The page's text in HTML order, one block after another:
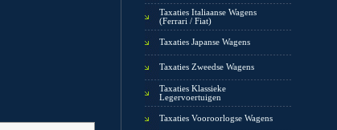
Taxaties Italiaanse Wagens
(Ferrari / Fiat)
Taxaties Japanse Wagens
Taxaties Zweedse Wagens
Taxaties Klassieke
Legervoertuigen
Taxaties Vooroorlogse Wagens